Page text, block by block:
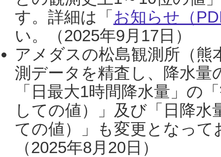
す。詳細は「 お知らせ（
い。（2025年9月17日）
アメダスの松島観測所（熊
測データを精査し、降水
「日最大1時間降水量」の
しての値）」及び「日降
ての値）」も変更となっ
（2025年8月20日）